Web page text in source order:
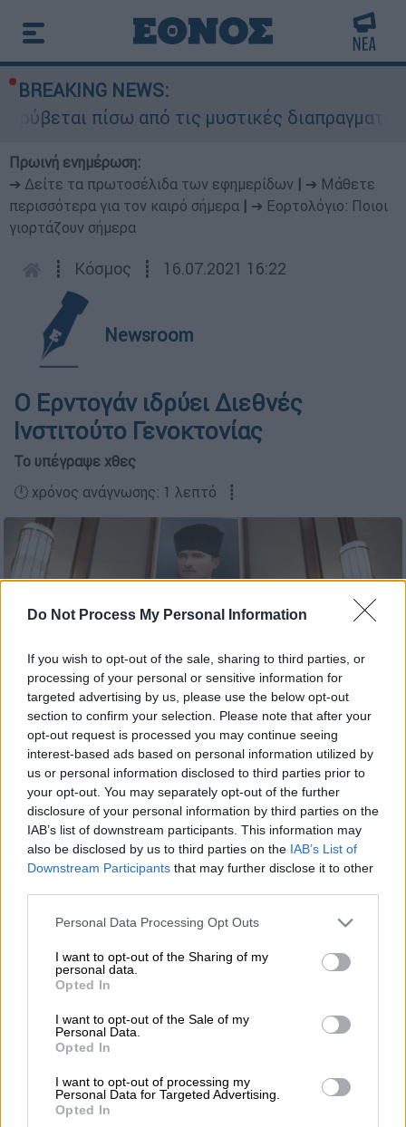
Do Not Process My Personal Information
If you wish to opt-out of the sale, sharing to third parties, or
processing of your personal or sensitive information for
targeted advertising by us, please use the below opt-out
section to confirm your selection. Please note that after your
opt-out request is processed you may continue seeing
interest-based ads based on personal information utilized by
us or personal information disclosed to third parties prior to
your opt-out. You may separately opt-out of the further
disclosure of your personal information by third parties on the
IAB’s list of downstream participants. This information may
also be disclosed by us to third parties on the IAB’s List of
Downstream Participants that may further disclose it to other
Please note that this website/app uses one or more Google
not limited to your visit or usage behaviour. You may click to
grant or deny consent to Google and its third-party tags to
use your data for below specified purposes in below Google
consent section.
Personal Data Processing Opt Outs
I want to opt-out of the Sharing of my
personal data.
Opted In
I want to opt-out of the Sale of my
Personal Data.
Opted In
I want to opt-out of processing my
Personal Data for Targeted Advertising.
Opted In
BREAKING NEWS:
πίσω από τις μυστικές
Πρωινή ενημέρωση:
➔ Δείτε τα πρωτοσέλιδα των εφημερίδων
➔ Μάθετε
περισσότερα για τον καιρό σήμερα
➔ Εορτολόγιο: Ποιοι
γιορτάζουν σήμερα
┋ Κόσμος ┋ 16.07.2021 16:22
Newsroom
Ο Ερντογάν ιδρύει Διεθνές
Ινστιτούτο Γενοκτονίας
Το υπέγραψε χθες
🕛 χρόνος ανάγνωσης: 1 λεπτό ┋
(Φωτ.: EPA/MURAT CETINMUHURDAR/TURKISH PRESIDENCY /
HANDOUT)
Προσθέστε το ΕΘΝΟΣ στη Google
Ανεβάζει επίπεδο στην προπαγάνδα ο
Τούρκος πρόεδρος
Ρετζέπ Ταγίπ Ερντογάν
Εφημερίδας της Κυβερνήσεως (
Γκαζέτε) της Τουρκίας, όπου εγκρίνεται η
ίδρυσηΔιεθνούς Ινστιτούτου Μελέτης
Ανθρωπότητας.
Μη φανταστεί κανείς ότι πρόκειται ο
Ερντογάν να εκθέσει τη χώρα του,
παρουσιάζοντας τις Γενοκτονίες που